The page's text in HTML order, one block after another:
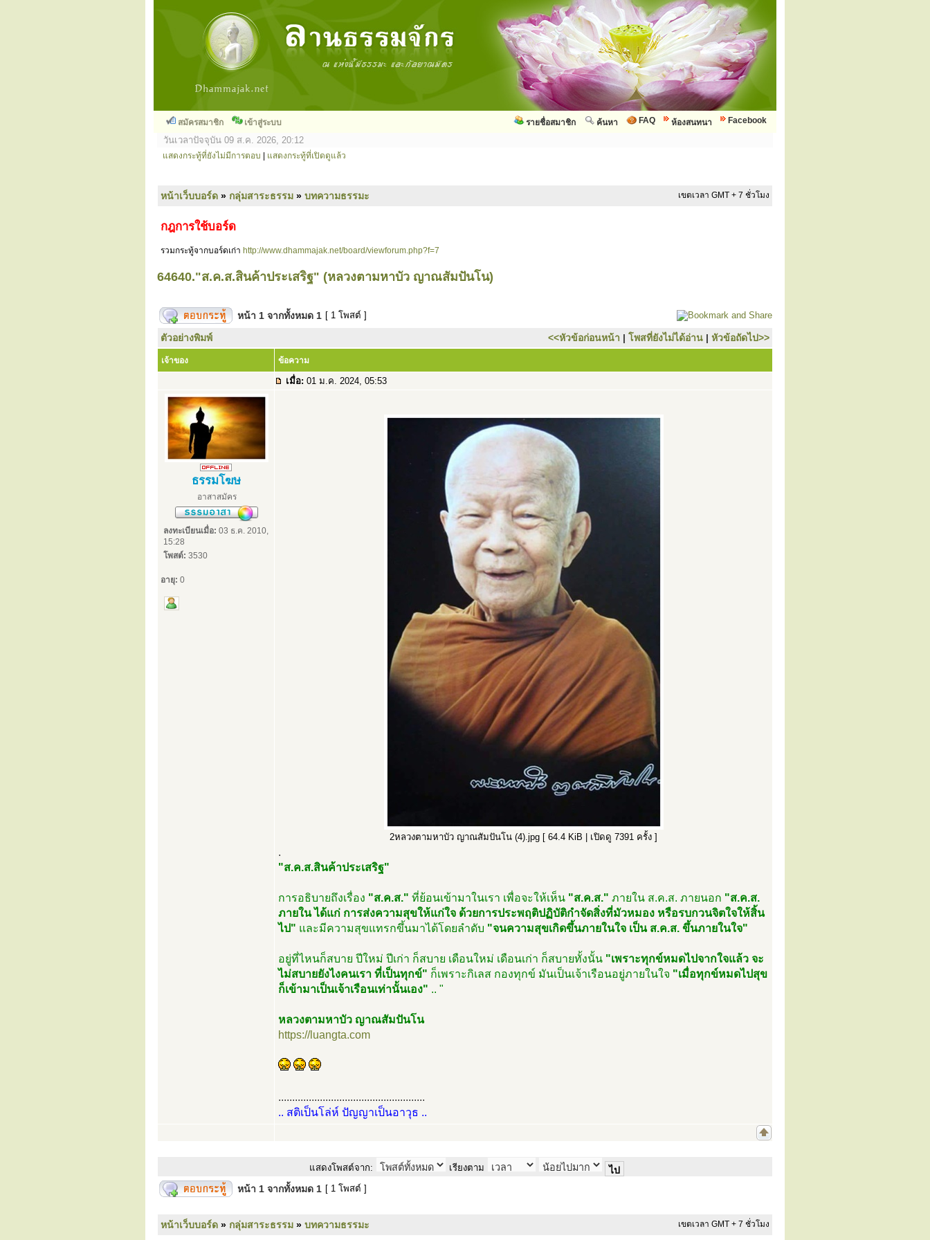
สมัครสมาชิก เข้าสู่ระบบ Facebook
ห้องสนทนา
FAQ
ค้นหา
รายชื่อสมาชิก
วันเวลาปัจจุบัน 09 ส.ค. 2026, 20:12
แสดงกระทู้ที่ยังไม่มีการตอบ แสดงกระทู้ที่เปิดดูแล้ว
หน้าเว็บบอร์ด » กลุ่มสาระธรรม » บทความธรรมะ เขตเวลา GMT + 7 ชั่วโมง
กฎการใช้บอร์ด
รวมกระทู้จากบอร์ดเก่า http://www.dhammajak.net/board/viewforum.php?f=7
64640."ส.ค.ส.สินค้าประเสริฐ" (หลวงตามหาบัว ญาณสัมปันโน)
หน้า 1 จากทั้งหมด 1 [ 1 โพสต์ ]
ตัวอย่างพิมพ์ <<หัวข้อก่อนหน้า | โพสที่ยังไม่ได้อ่าน | หัวข้อถัดไป>>
เจ้าของ ข้อความ
เมื่อ: 01 ม.ค. 2024, 05:53
ธรรมโฆษ
อาสาสมัคร
ลงทะเบียนเมื่อ: 03 ธ.ค. 2010,
15:28
โพสต์: 3530
อายุ: 0
2หลวงตามหาบัว ญาณสัมปันโน (4).jpg [ 64.4 KiB | เปิดดู 7391 ครั้ง ]
.
"ส.ค.ส.สินค้าประเสริฐ"
การอธิบายถึงเรื่อง "ส.ค.ส." ที่ย้อนเข้ามาในเรา เพื่อจะให้เห็น "ส.ค.ส." ภายใน ส.ค.ส. ภายนอก "ส.ค.ส.
ภายใน ได้แก่ การส่งความสุขให้แก่ใจ ด้วยการประพฤติปฏิบัติกำจัดสิ่งที่มัวหมอง หรือรบกวนจิตใจให้สิ้น
ไป" และมีความสุขแทรกขึ้นมาได้โดยลำดับ "จนความสุขเกิดขึ้นภายในใจ เป็น ส.ค.ส. ขึ้นภายในใจ"
อยู่ที่ไหนก็สบาย ปีใหม่ ปีเก่า ก็สบาย เดือนใหม่ เดือนเก่า ก็สบายทั้งนั้น "เพราะทุกข์หมดไปจากใจแล้ว จะ
ไม่สบายยังไงคนเรา ที่เป็นทุกข์" ก็เพราะกิเลส กองทุกข์ มันเป็นเจ้าเรือนอยู่ภายในใจ "เมื่อทุกข์หมดไปสุข
ก็เข้ามาเป็นเจ้าเรือนเท่านั้นเอง" .. "
หลวงตามหาบัว ญาณสัมปันโน
https://luangta.com
.....................................................
.. สติเป็นโล่ห์ ปัญญาเป็นอาวุธ ..
แสดงโพสต์จาก: เรียงตาม
หน้า 1 จากทั้งหมด 1 [ 1 โพสต์ ]
หน้าเว็บบอร์ด » กลุ่มสาระธรรม » บทความธรรมะ เขตเวลา GMT + 7 ชั่วโมง